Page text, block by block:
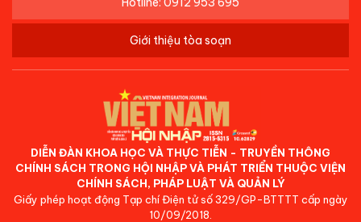
Giới thiệu tòa soạn
DIỄN ĐÀN KHOA HỌC VÀ THỰC TIỄN - TRUYỀN THÔNG
CHÍNH SÁCH TRONG HỘI NHẬP VÀ PHÁT TRIỂN THUỘC VIỆN
CHÍNH SÁCH, PHÁP LUẬT VÀ QUẢN LÝ
Giấy phép hoạt động Tạp chí Điện tử số 329/GP-BTTTT cấp ngày
10/09/2018.